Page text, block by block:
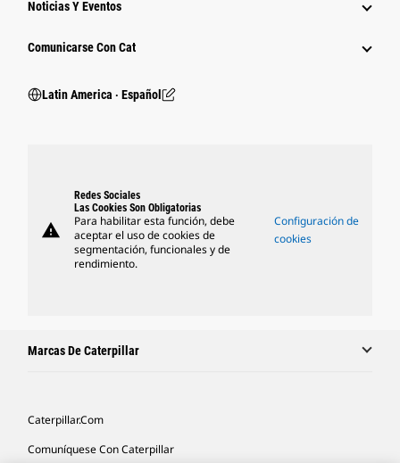
Noticias Y Eventos
Comunicarse Con Cat
Latin America ‧ Español
warning
Redes Sociales
Las Cookies Son Obligatorias
Para habilitar esta función, debe
aceptar el uso de cookies de
segmentación, funcionales y de
rendimiento.
Configuración de
cookies
Marcas De Caterpillar
Caterpillar.com
Comuníquese Con Caterpillar